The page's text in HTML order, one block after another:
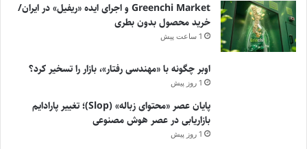
Greenchi Market و اجرای ایده «ریفیل» در ایران/
خرید محصول بدون بطری
1 ساعت پیش
اوبر چگونه با «مهندسی رفتار»، بازار را تسخیر کرد؟
1 روز پیش
پایان عصر «محتوای زباله» (Slop)؛ تغییر پارادایم
بازاریابی در عصر هوش مصنوعی
1 روز پیش